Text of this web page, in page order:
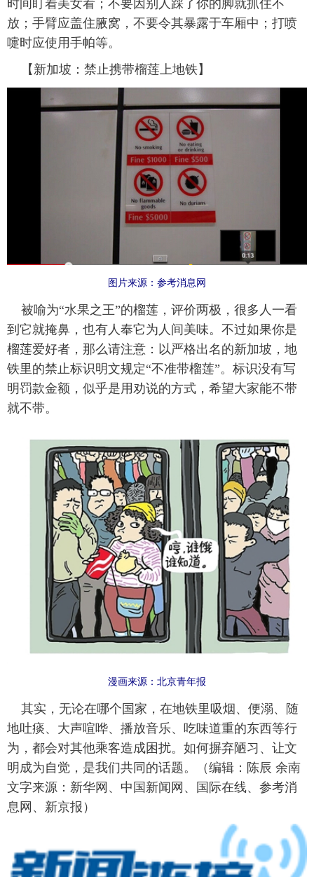
时间盯着美女看；不要因别人踩了你的脚就抓住不
放；手臂应盖住腋窝，不要令其暴露于车厢中；打喷
嚏时应使用手帕等。
【新加坡：禁止携带榴莲上地铁】
图片来源：参考消息网
被喻为“水果之王”的榴莲，评价两极，很多人一看
到它就掩鼻，也有人奉它为人间美味。不过如果你是
榴莲爱好者，那么请注意：以严格出名的新加坡，地
铁里的禁止标识明文规定“不准带榴莲”。标识没有写
明罚款金额，似乎是用劝说的方式，希望大家能不带
就不带。
漫画来源：北京青年报
其实，无论在哪个国家，在地铁里吸烟、便溺、随
地吐痰、大声喧哗、播放音乐、吃味道重的东西等行
为，都会对其他乘客造成困扰。如何摒弃陋习、让文
明成为自觉，是我们共同的话题。（编辑：陈辰 余南
文字来源：新华网、中国新闻网、国际在线、参考消
息网、新京报）